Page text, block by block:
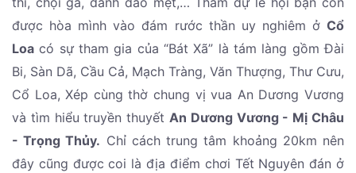
được hòa mình vào đám rước thần uy nghiêm ở Cổ
Loa có sự tham gia của “Bát Xã” là tám làng gồm Ðài
Bi, Sàn Dã, Cầu Cả, Mạch Tràng, Văn Thượng, Thư Cưu,
Cổ Loa, Xép cùng thờ chung vị vua An Dương Vương
và tìm hiểu truyền thuyết An Dương Vương - Mị Châu
- Trọng Thủy. Chỉ cách trung tâm khoảng 20km nên
đây cũng được coi là địa điểm chơi Tết Nguyên đán ở